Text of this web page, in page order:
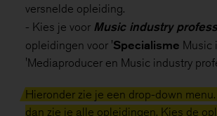
versnelde opleiding.
- Kies je voor Music industry
opleidingen voor 'Specialisme Music
'Mediaproducer en Music industry
Hieronder zie je een drop-down
dan zie je alle opleidingen. Kies de